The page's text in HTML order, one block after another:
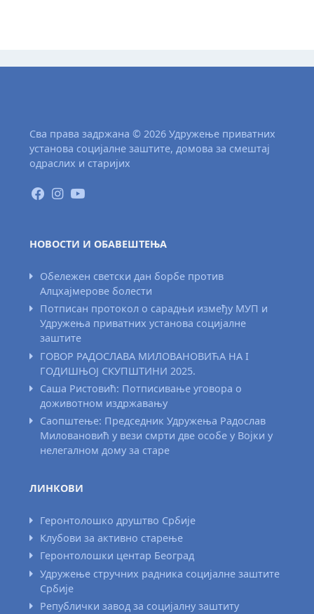
Сва права задржана © 2026 Удружење приватних
установа социјалне заштите, домова за смештај
одраслих и старијих
НОВОСТИ И ОБАВЕШТЕЊА
Обележен светски дан борбе против
Алцхајмерове болести
Потписан протокол о сарадњи између МУП и
Удружења приватних установа социјалне
заштите
ГОВОР РАДОСЛАВА МИЛОВАНОВИЋА НА I
ГОДИШЊОЈ СКУПШТИНИ 2025.
Саша Ристовић: Потписивање уговора о
доживотном издржавању
Саопштење: Председник Удружења Радослав
Миловановић у вези смрти две особе у Војки у
нелегалном дому за старе
ЛИНКОВИ
Геронтолошко друштво Србије
Клубови за активно старење
Геронтолошки центар Београд
Удружење стручних радника социјалне заштите
Србије
Републички завод за социјалну заштиту